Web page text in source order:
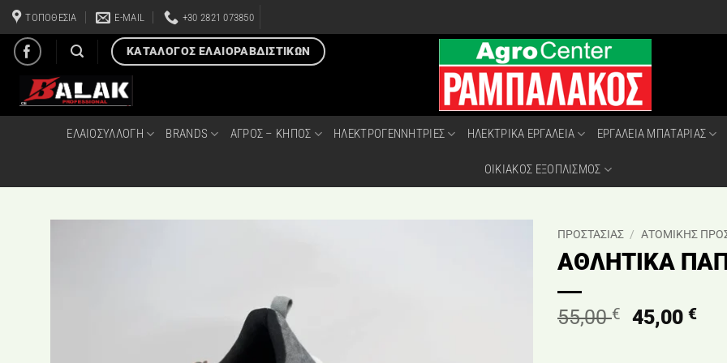
Μετάβαση
στο
περιεχόμενο
ΤΟΠΟΘΕΣΙΑ E-MAIL +30 2821 073850
ΚΑΤΑΛΟΓΟΣ ΕΛΑΙΟΡΑΒΔΙΣΤΙΚΩΝ
ΕΛΑΙΟΣΥΛΛΟΓΗ BRANDS ΑΓΡΟΣ – ΚΗΠΟΣ ΗΛΕΚΤΡΟΓΕΝΝΗΤΡΙΕΣ ΗΛΕΚΤΡΙΚΑ ΕΡΓΑΛΕΙΑ ΕΡΓΑΛΕΙΑ ΜΠΑΤΑΡΙΑΣ
ΟΙΚΙΑΚΟΣ ΕΞΟΠΛΙΣΜΟΣ
ΠΡΟΣΤΑΣΙΑΣ / ΑΤΟΜΙΚΗΣ
ΑΘΛΗΤΙΚΑ
55,00€
Original
45,00 €Η